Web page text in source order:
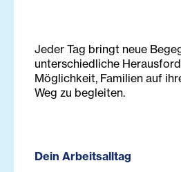
Jeder Tag bringt neue
unterschiedliche
Möglichkeit, Familien auf
Weg zu begleiten.
Dein Arbeitsalltag